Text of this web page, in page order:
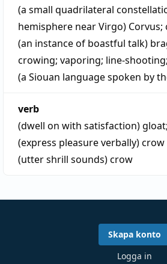
(a small quadrilateral
hemisphere near Virgo) Corvus;
(an instance of boastful talk)
crowing; vaporing; line-shooting;
(a Siouan language spoken by
verb
(dwell on with satisfaction)gloat;
(express pleasure verbally)crow
(utter shrill sounds)crow
Skapa konto
Logga in